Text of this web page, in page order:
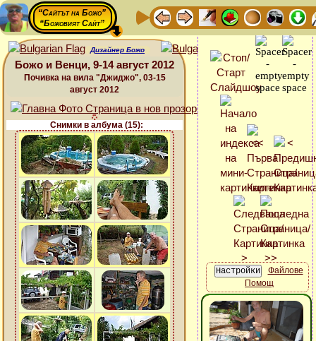
“Сайтът на Божо”
“Божовият Сайт”
Дизайнер Божо
Божо и Венци, 9-14 август 2012
Почивка на вила "Джиджо", 03-15
август 2012
Снимки в албума (15):
Файлове
Помощ